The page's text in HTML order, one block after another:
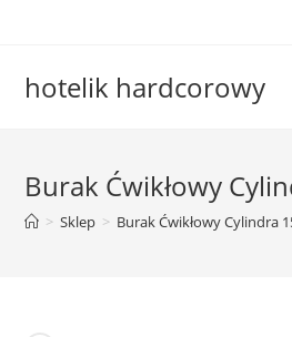
hotelik hardcorowy
Burak Ćwikłowy
> Sklep > Burak Ćwikłowy Cylindra